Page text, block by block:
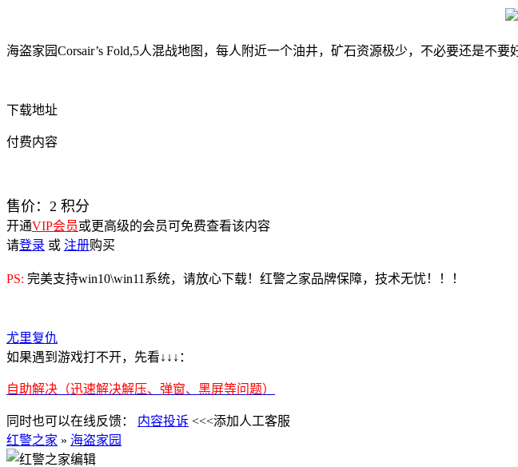
海盗家园Corsair’s Fold,5人混战地图，每人附近一个油井，矿石资源极少，不必要还是不
下载地址
付费内容
售价： 2 积分
开通VIP会员或更高级的会员可免费查看该内容
请登录 或 注册购买
PS: 完美支持win10\win11系统，请放心下载！红警之家品牌保障，技术无忧！！！
尤里复仇
如果遇到游戏打不开，先看↓↓↓：
自助解决（迅速解决解压、弹窗、黑屏等问题）
同时也可以在线反馈： 内容投诉 <<<添加人工客服
红警之家 » 海盗家园